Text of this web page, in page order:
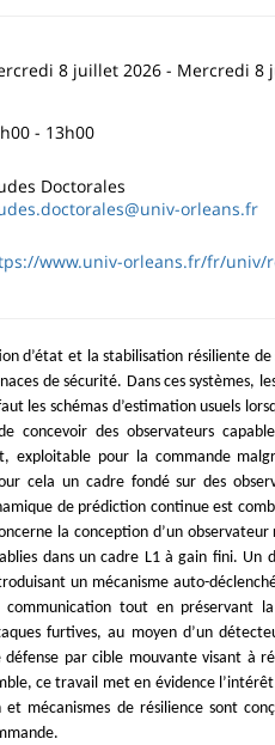
8 juillet 2026- Mercredi 8
- 13h00
Doctorales
orleans.fr
www.univ-orleans.fr/fr/univ/
d’état et la stabilisation résiliente
de sécurité. Dans ces systèmes,
les schémas d’estimation usuels
concevoir des observateurs
exploitable pour la commande
cela un cadre fondé sur des
de prédiction continue est
la conception d’un
dans un cadre L1 à gain fini. Un
un mécanisme auto-
tout en préservant
furtives, au moyen d’un
défense par cible mouvante visant
ce travail met en évidence
mécanismes de résilience sont